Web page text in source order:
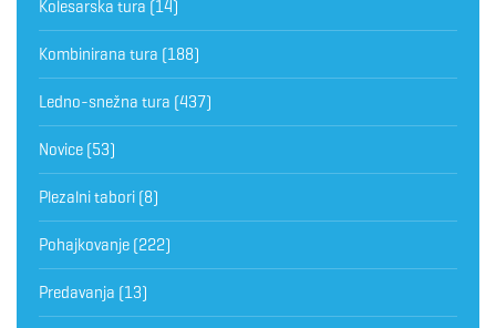
Kolesarska tura (14)
Kombinirana tura (188)
Ledno-snežna tura (437)
Novice (53)
Plezalni tabori (8)
Pohajkovanje (222)
Predavanja (13)